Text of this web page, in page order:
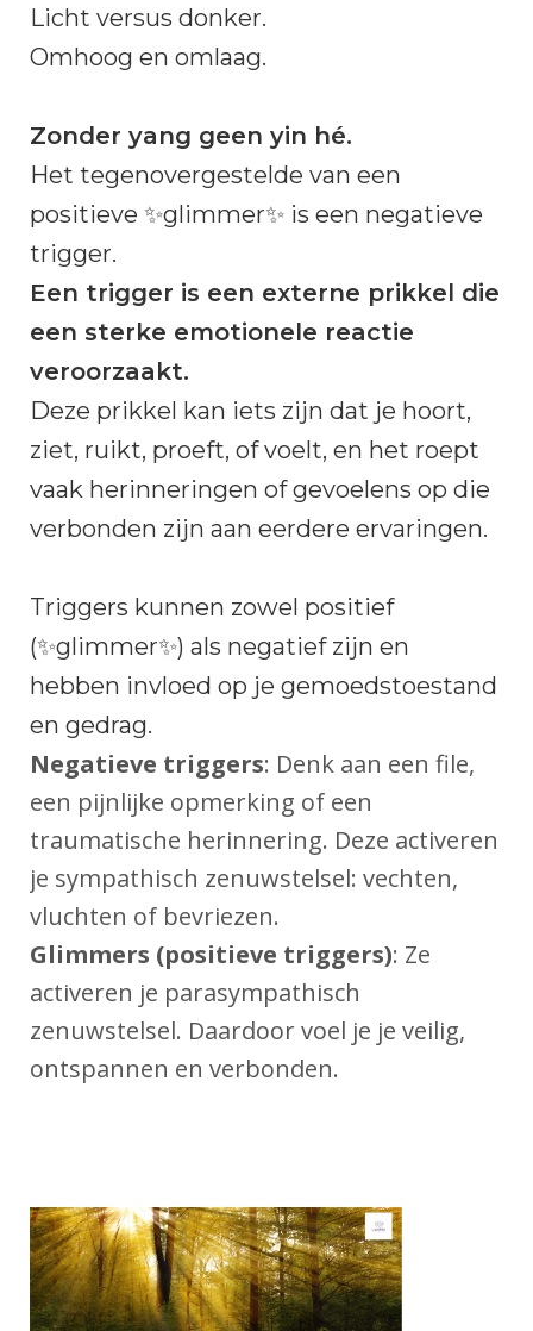
Licht versus donker.
Omhoog en omlaag.
Zonder yang geen yin hé.
Het tegenovergestelde van een
positieve ✨glimmer✨ is een negatieve
trigger.
Een trigger is een externe prikkel die
een sterke emotionele reactie
veroorzaakt.
Deze prikkel kan iets zijn dat je hoort,
ziet, ruikt, proeft, of voelt, en het roept
vaak herinneringen of gevoelens op die
verbonden zijn aan eerdere ervaringen.
Triggers kunnen zowel positief
(✨glimmer✨) als negatief zijn en
hebben invloed op je gemoedstoestand
en gedrag.
Negatieve triggers: Denk aan een file,
een pijnlijke opmerking of een
traumatische herinnering. Deze activeren
je sympathisch zenuwstelsel: vechten,
vluchten of bevriezen.
Glimmers (positieve triggers): Ze
activeren je parasympathisch
zenuwstelsel. Daardoor voel je je veilig,
ontspannen en verbonden.